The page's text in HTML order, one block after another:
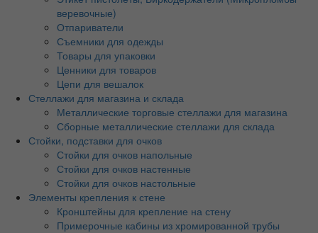
веревочные)
Отпариватели
Съемники для одежды
Товары для упаковки
Ценники для товаров
Цепи для вешалок
Стеллажи для магазина и склада
Металлические торговые стеллажи для магазина
Сборные металлические стеллажи для склада
Стойки, подставки для очков
Стойки для очков напольные
Стойки для очков настенные
Стойки для очков настольные
Элементы крепления к стене
Кронштейны для крепление на стену
Примерочные кабины из хромированной трубы